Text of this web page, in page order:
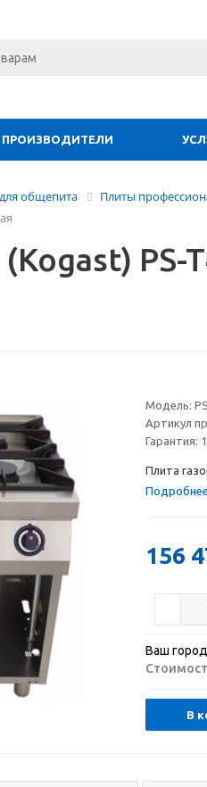
ПРОИЗВОДИТЕЛИ
общепита Плиты
PS-
Модель:
Артикул
Гарантия:
Плита
Подробнее
156
Ваш
В